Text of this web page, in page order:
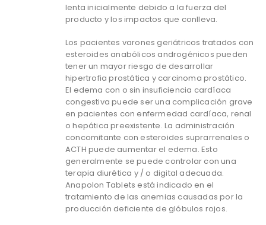
lenta inicialmente debido a la fuerza del
producto y los impactos que conlleva.
Los pacientes varones geriátricos tratados con
esteroides anabólicos androgénicos pueden
tener un mayor riesgo de desarrollar
hipertrofia prostática y carcinoma prostático.
El edema con o sin insuficiencia cardíaca
congestiva puede ser una complicación grave
en pacientes con enfermedad cardíaca, renal
o hepática preexistente. La administración
concomitante con esteroides suprarrenales o
ACTH puede aumentar el edema. Esto
generalmente se puede controlar con una
terapia diurética y / o digital adecuada.
Anapolon Tablets está indicado en el
tratamiento de las anemias causadas por la
producción deficiente de glóbulos rojos.